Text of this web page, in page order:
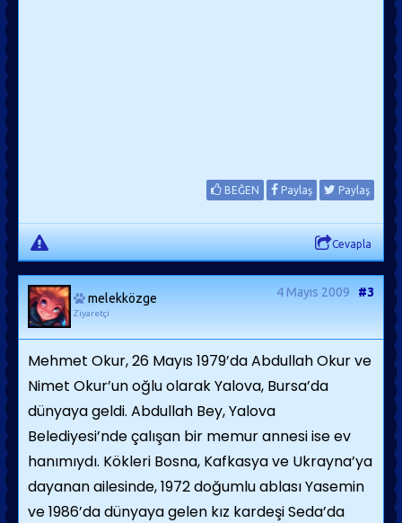
BEĞEN Paylaş Paylaş
Cevapla
melekközge
Ziyaretçi
4 Mayıs 2009 #3
Mehmet Okur, 26 Mayıs 1979’da Abdullah Okur ve
Nimet Okur’un oğlu olarak Yalova, Bursa’da
dünyaya geldi. Abdullah Bey, Yalova
Belediyesi’nde çalışan bir memur annesi ise ev
hanımıydı. Kökleri Bosna, Kafkasya ve Ukrayna’ya
dayanan ailesinde, 1972 doğumlu ablası Yasemin
ve 1986’da dünyaya gelen kız kardeşi Seda’da